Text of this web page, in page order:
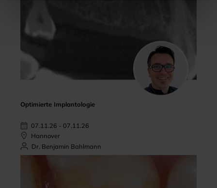
Optimierte Implantologie
07.11.26 - 07.11.26
Hannover
Dr. Benjamin Bahlmann